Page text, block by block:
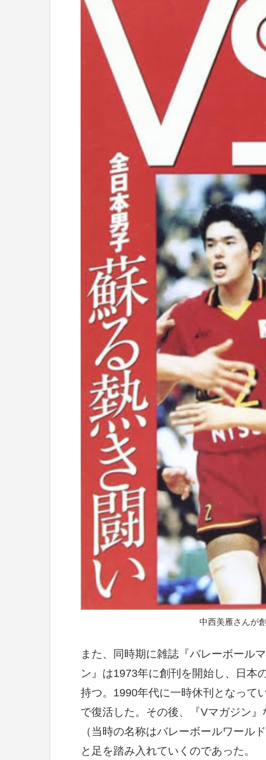
中西美雁さんが
また、同時期に雑誌『バレーボール
ン』は1973年に創刊を開始し、日本
持つ。1990年代に一時休刊となって
で復活した。その後、『Vマガジン
（当時の名称はバレーボールワール
と足を踏み入れていくのであった。